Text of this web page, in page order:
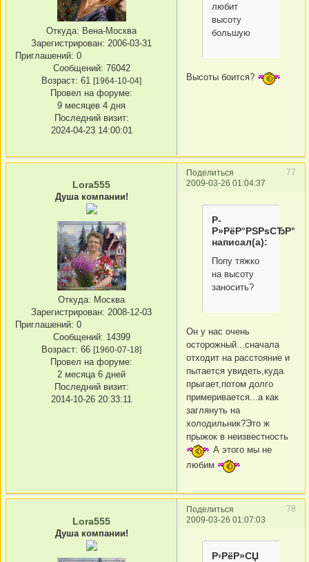
Откуда: Вена-Москва
Зарегистрирован: 2006-03-31
Приглашений: 0
Сообщений: 76042
Возраст: 61 [1964-10-04]
Провел на форуме:
9 месяцев 4 дня
Последний визит:
2024-04-23 14:00:01
любит
высоту
большую
Высоты боится?
Поделиться
77
2009-03-26 01:04:37
Lora555
Душа компании!
Откуда: Москва
Зарегистрирован: 2008-12-03
Приглашений: 0
Сообщений: 14399
Возраст: 66 [1960-07-18]
Провел на форуме:
2 месяца 6 дней
Последний визит:
2014-10-26 20:33:11
Р­
Р»РёР°РЅРѕСЂР°
написал(а):
Попу тяжко
на высоту
заносить?
Он у нас очень
осторожный...сначала
отходит на расстояние и
пытается увидеть,куда
прыгает,потом долго
примеривается...а как
заглянуть на
холодильник?Это ж
прыжок в неизвестность
А этого мы не
любим
Поделиться
78
2009-03-26 01:07:03
Lora555
Душа компании!
Р›РёР»СЏ